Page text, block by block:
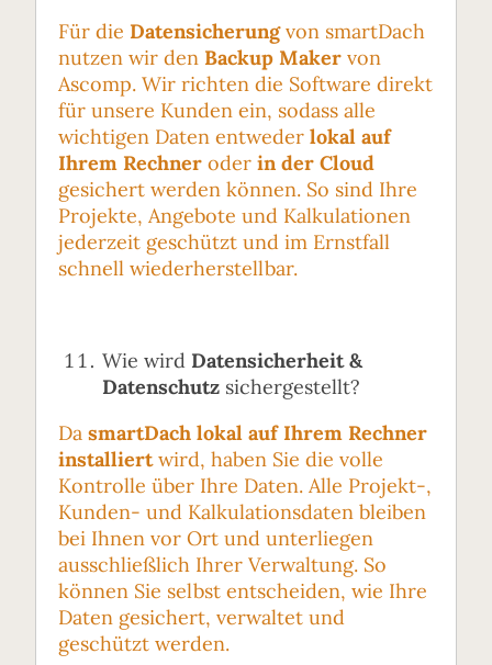
Für die Datensicherungvon smartDach
nutzen wir den Backup Maker von
Ascomp. Wir richten die Software direkt
für unsere Kunden ein, sodass alle
wichtigen Daten entweder lokal auf
Ihrem Rechner oder in der Cloud
gesichert werden können. So sind Ihre
Projekte, Angebote und Kalkulationen
jederzeit geschützt und im Ernstfall
schnell wiederherstellbar.
Wie wird Datensicherheit &
Datenschutz sichergestellt?
Da smartDach lokal auf Ihrem Rechner
installiertwird, haben Sie die volle
Kontrolle über Ihre Daten. Alle Projekt-,
Kunden- und Kalkulationsdaten bleiben
bei Ihnen vor Ort und unterliegen
ausschließlich Ihrer Verwaltung. So
können Sie selbst entscheiden, wie Ihre
Daten gesichert, verwaltet und
geschützt werden.